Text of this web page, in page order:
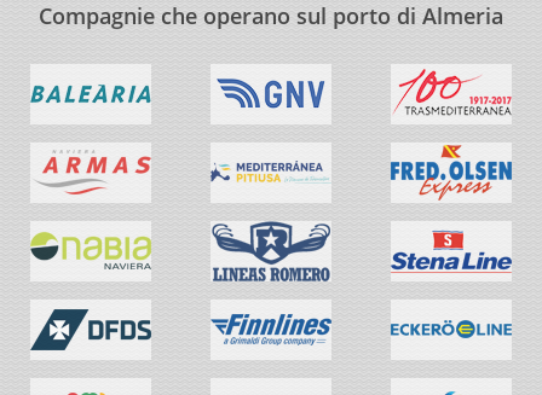
Compagnie che operano sul porto di Almeria